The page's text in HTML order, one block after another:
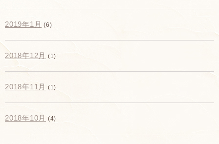
2019年1月 (6)
2018年12月 (1)
2018年11月 (1)
2018年10月 (4)